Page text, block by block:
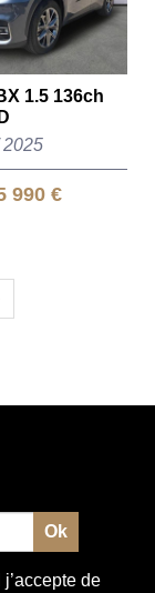
1.5 136ch
2025
990 €
de
Ok